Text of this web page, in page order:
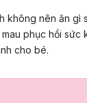
không nên ăn gì
phục hồi sức
cho bé.